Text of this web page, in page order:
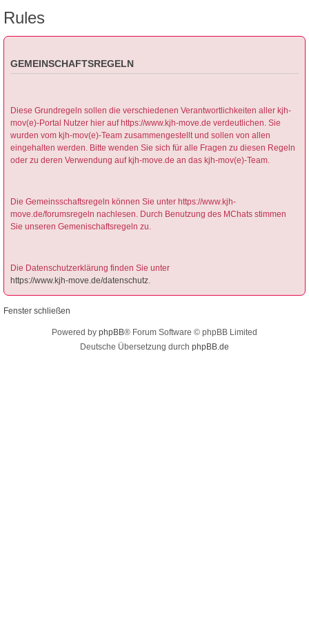
Rules
GEMEINSCHAFTSREGELN
Diese Grundregeln sollen die verschiedenen Verantwortlichkeiten aller kjh-
mov(e)-Portal Nutzer hier auf https://www.kjh-move.de verdeutlichen. Sie
wurden vom kjh-mov(e)-Team zusammengestellt und sollen von allen
eingehalten werden. Bitte wenden Sie sich für alle Fragen zu diesen Regeln
oder zu deren Verwendung auf kjh-move.de an das kjh-mov(e)-Team.
Die Gemeinsschaftsregeln können Sie unter https://www.kjh-
move.de/forumsregeln nachlesen. Durch Benutzung des MChats stimmen
Sie unseren Gemenischaftsregeln zu.
Die Datenschutzerklärung finden Sie unter
https://www.kjh-move.de/datenschutz.
Fenster schließen
Powered by phpBB® Forum Software © phpBB Limited
Deutsche Übersetzung durch phpBB.de